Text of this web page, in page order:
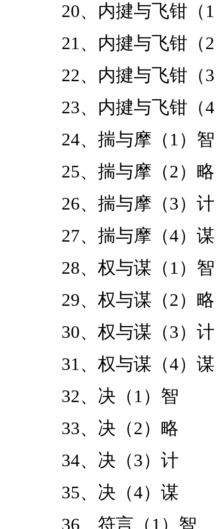
20、内揵与飞钳（
21、内揵与飞钳（
22、内揵与飞钳（
23、内揵与飞钳（
24、揣与摩（1）智
25、揣与摩（2）略
26、揣与摩（3）计
27、揣与摩（4）谋
28、权与谋（1）智
29、权与谋（2）略
30、权与谋（3）计
31、权与谋（4）谋
32、决（1）智
33、决（2）略
34、决（3）计
35、决（4）谋
36、符言（1）智